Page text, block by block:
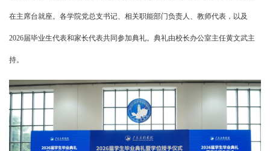
在主席台就座。各学院党总支书记、相关职能部门负责人、教师代表，以及
2026届毕业生代表和家长代表共同参加典礼。典礼由校长办公室主任黄文武主
持。